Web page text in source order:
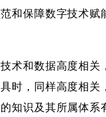
和保障数字技术赋
和数据高度相关
时，同样高度相关
知识及其所属体系